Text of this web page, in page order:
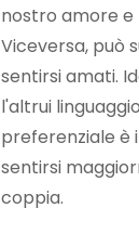
nostro amore e
Viceversa, può
sentirsi amati.
l'altrui
preferenziale
sentirsi
coppia.